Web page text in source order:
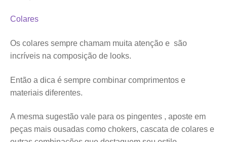
Colares
Os colares sempre chamam muita atenção e são
incríveis na composição de looks.
Então a dica é sempre combinar comprimentos e
materiais diferentes.
A mesma sugestão vale para os pingentes , aposte em
peças mais ousadas como chokers, cascata de colares e